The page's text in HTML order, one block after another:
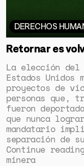
DERECHOS
Retornar es
La elección del
Estados
proyectos de
personas que,
fueron
que nunca
mandatario
separación de
Continue
minera